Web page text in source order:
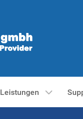
Leistungen